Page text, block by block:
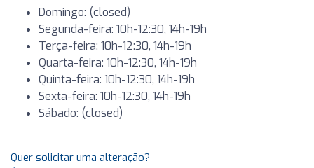
Domingo: (closed)
Segunda-feira: 10h-12:30, 14h-19h
Terça-feira: 10h-12:30, 14h-19h
Quarta-feira: 10h-12:30, 14h-19h
Quinta-feira: 10h-12:30, 14h-19h
Sexta-feira: 10h-12:30, 14h-19h
Sábado: (closed)
Quer solicitar uma alteração?